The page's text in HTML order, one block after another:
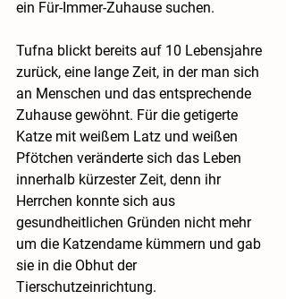
ein Für-Immer-Zuhause suchen.
Tufna blickt bereits auf 10 Lebensjahre
zurück, eine lange Zeit, in der man sich
an Menschen und das entsprechende
Zuhause gewöhnt. Für die getigerte
Katze mit weißem Latz und weißen
Pfötchen veränderte sich das Leben
innerhalb kürzester Zeit, denn ihr
Herrchen konnte sich aus
gesundheitlichen Gründen nicht mehr
um die Katzendame kümmern und gab
sie in die Obhut der
Tierschutzeinrichtung.